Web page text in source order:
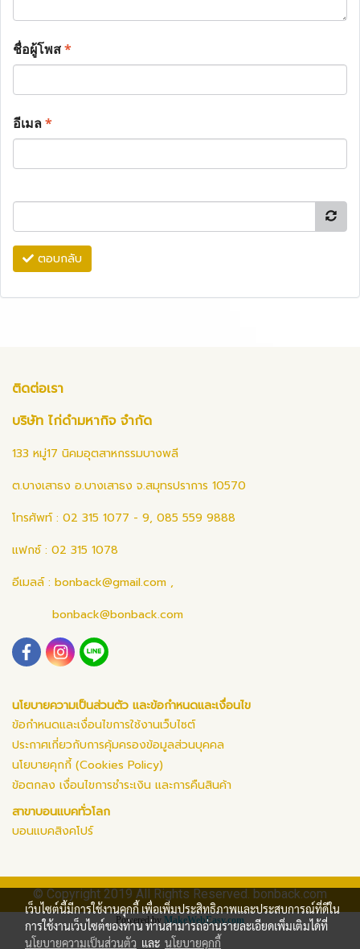
ชื่อผู้โพส*
อีเมล*
ตอบกลับ
ติดต่อเรา
บริษัท ไก่ดำมหากิจ จำกัด
133 หมู่17 นิคมอุตสาหกรรมบางพลี
ต.บางเสาธง อ.บางเสาธง จ.สมุทรปราการ 10570
โทรศัพท์ : 02 315 1077 - 9, 085 559 9888
แฟกซ์ : 02 315 1078
อีเมลล์ : bonback@gmail.com ,
bonback@bonback.com
นโยบายความเป็นส่วนตัว และข้อกำหนดและเงื่อนไข
ข้อกำหนดและเงื่อนไขการใช้งานเว็บไซต์
ประกาศเกี่ยวกับการคุ้มครองข้อมูลส่วนบุคคล
นโยบายคุกกี้ (Cookies Policy)
ข้อตกลง เงื่อนไขการชำระเงิน และการคืนสินค้า
สาขาบอนแบคทั่วโลก
บอนแบคสิงคโปร์
© Copyright 2019 All Rights Reserved. bonback.com
Powered by MakeWebEasy.com
เว็บไซต์นี้มีการใช้งานคุกกี้ เพื่อเพิ่มประสิทธิภาพและประสบการณ์ที่ดีใน
การใช้งานเว็บไซต์ของท่าน ท่านสามารถอ่านรายละเอียดเพิ่มเติมได้ที่
นโยบายความเป็นส่วนตัว และ นโยบายคุกกี้